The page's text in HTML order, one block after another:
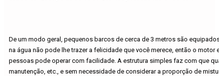
De um modo geral, pequenos barcos de cerca de 3 metros são
na água não pode lhe trazer a felicidade que você merece, então o
pessoas pode operar com facilidade. A estrutura simples faz com que
manutenção, etc., e sem necessidade de considerar a proporção de